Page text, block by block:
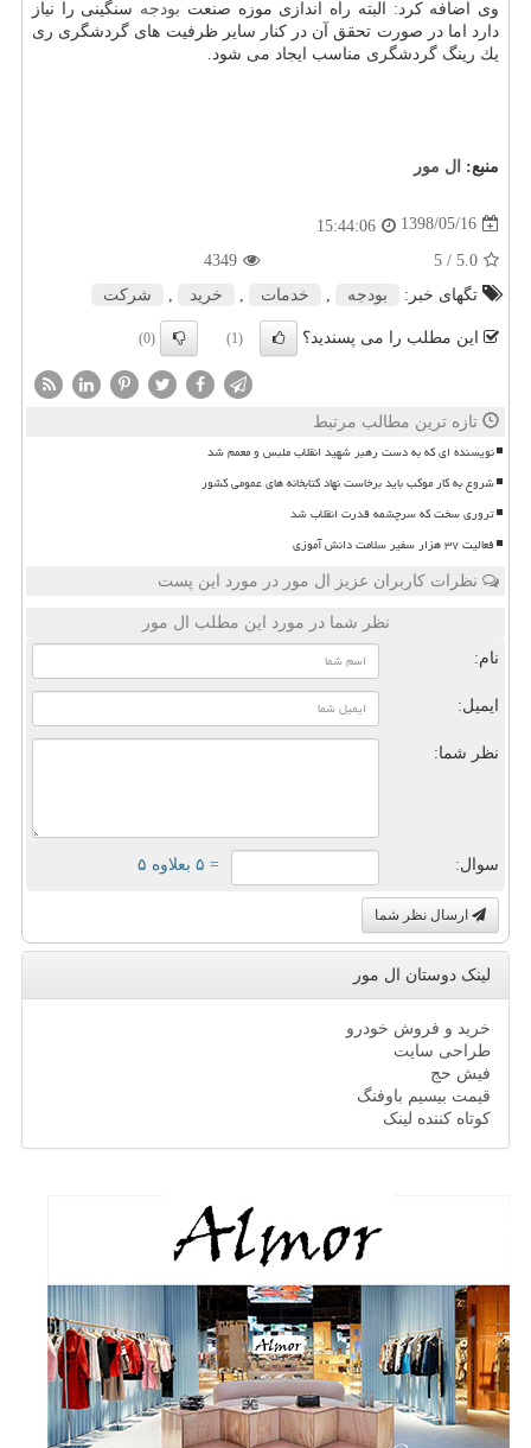
وی اضافه كرد: البته راه اندازی موزه صنعت بودجه سنگینی را نیاز
دارد اما در صورت تحقق آن در كنار سایر ظرفیت های گردشگری ری
یك رینگ گردشگری مناسب ایجاد می شود.
منبع: ال مور
1398/05/16
15:44:06
5.0
/ 5
4349
تگهای خبر:
بودجه خدمات خرید شركت
این مطلب را می پسندید؟ (1)
(0)
تازه ترین مطالب مرتبط
نویسنده ای که به دست رهبر شهید انقلاب ملبس و معمم شد
شروع به کار موکب باید برخاست نهاد کتابخانه های عمومی کشور
تروری سخت که سرچشمه قدرت انقلاب شد
فعالیت ۳۷ هزار سفیر سلامت دانش آموزی
نظرات کاربران عزیز ال مور در مورد این پست
نظر شما در مورد این مطلب ال مور
نام:
ایمیل:
نظر شما:
سوال: = ۵ بعلاوه ۵
ارسال نظر شما
لینک دوستان ال مور
خرید و فروش خودرو
طراحی سایت
فیش حج
قیمت بیسیم باوفنگ
کوتاه کننده لینک